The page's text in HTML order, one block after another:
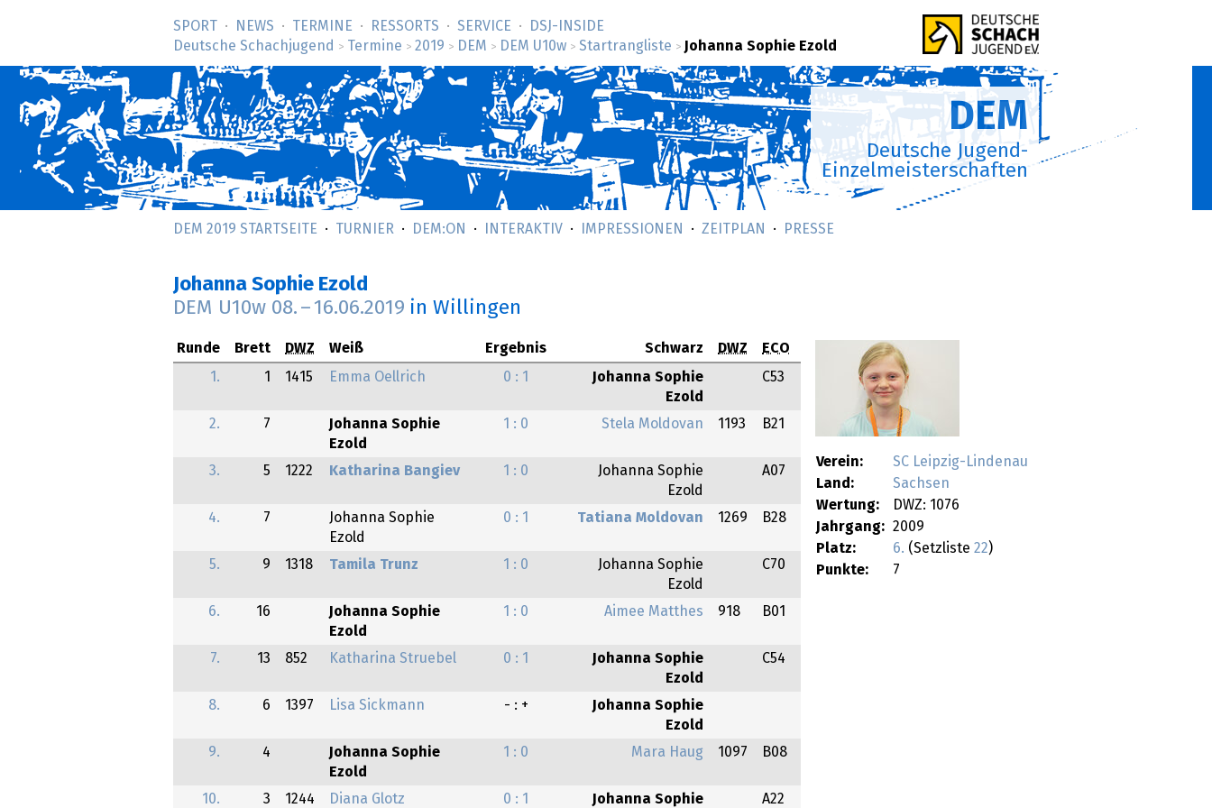
SPORT NEWS TERMINE RESSORTS SERVICE
DSJ-­INSIDE
Deutsche Schachjugend
> Termine > 2019 > DEM > DEM U10w > Startrangliste > Johanna Sophie Ezold
DEM
Deutsche Jugend-
Einzelmeisterschaften
DEM 2019 STARTSEITE TURNIER DEM:ON INTERAKTIV IMPRESSIONEN ZEITPLAN PRESSE
Johanna Sophie Ezold
DEM U10w 08. – 16.06.2019 in Willingen
Verein:
SC Leipzig-Lindenau
Land:
Sachsen
Wertung:
DWZ: 1076
Jahrgang: 2009
Platz:
6. (Setzliste 22)
Punkte:
7
Runde Brett DWZ Weiß Ergebnis Schwarz DWZ
ECO
1.
1 1415 Emma Oellrich 0 : 1
Johanna Sophie
Ezold
C53
2. 7
Johanna Sophie
Ezold
1 : 0 Stela Moldovan 1193 B21
3. 5 1222 Katharina Bangiev 1 : 0
Johanna Sophie
Ezold
A07
4. 7
Johanna Sophie
Ezold
0 : 1 Tatiana Moldovan 1269 B28
5. 9 1318 Tamila Trunz 1 : 0
Johanna Sophie
Ezold
C70
6. 16
Johanna Sophie
Ezold
1 : 0 Aimee Matthes 918 B01
7. 13 852 Katharina Struebel 0 : 1
Johanna Sophie
Ezold
C54
8. 6 1397 Lisa Sickmann - : +
Johanna Sophie
Ezold
9.
4
Johanna Sophie
Ezold
1 : 0 Mara Haug 1097 B08
10. 3 1244 Diana Glotz 0 : 1 Johanna Sophie A22